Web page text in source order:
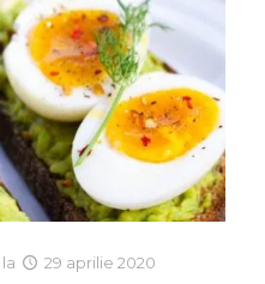
la
29 aprilie 2020